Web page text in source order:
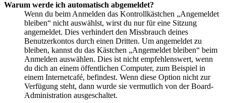
Warum werde ich automatisch abgemeldet?
Wenn du beim Anmelden das Kontrollkästchen „Angemeldet
bleiben“ nicht auswählst, wirst du nur für eine Sitzung
angemeldet. Dies verhindert den Missbrauch deines
Benutzerkontos durch einen Dritten. Um angemeldet zu
bleiben, kannst du das Kästchen „Angemeldet bleiben“ beim
Anmelden auswählen. Dies ist nicht empfehlenswert, wenn
du dich an einem öffentlichen Computer, zum Beispiel in
einem Internetcafé, befindest. Wenn diese Option nicht zur
Verfügung steht, dann wurde sie vermutlich von der Board-
Administration ausgeschaltet.